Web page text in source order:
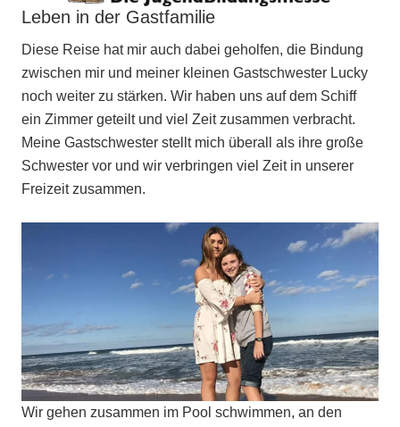
Leben in der Gastfamilie
Diese Reise hat mir auch dabei geholfen, die Bindung
zwischen mir und meiner kleinen Gastschwester Lucky
noch weiter zu stärken. Wir haben uns auf dem Schiff
ein Zimmer geteilt und viel Zeit zusammen verbracht.
Meine Gastschwester stellt mich überall als ihre große
Schwester vor und wir verbringen viel Zeit in unserer
Freizeit zusammen.
Wir gehen zusammen im Pool schwimmen, an den